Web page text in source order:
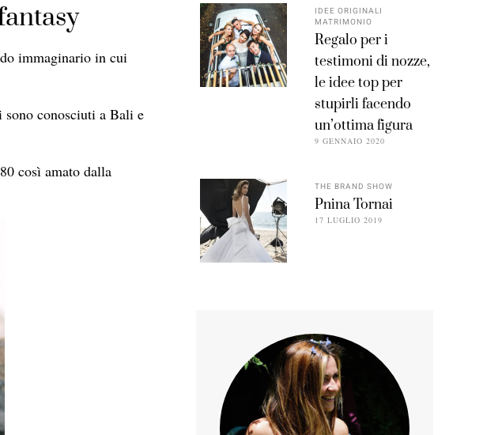
immaginario in cui
conosciuti a Bali e
così amato dalla
IDEE ORIGINALI
MATRIMONIO
Regalo per i
testimoni di nozze,
le idee top per
stupirli facendo
un’ottima figura
9 GENNAIO 2020
THE BRAND SHOW
Pnina Tornai
17 LUGLIO 2019